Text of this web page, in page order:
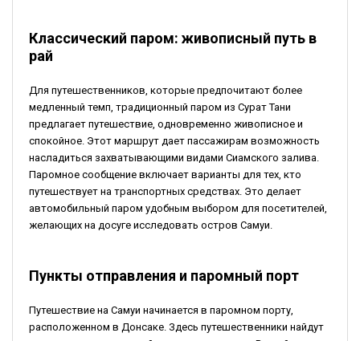
Классический паром: живописный путь в
рай
Для путешественников, которые предпочитают более
медленный темп, традиционный паром из Сурат Тани
предлагает путешествие, одновременно живописное и
спокойное. Этот маршрут дает пассажирам возможность
насладиться захватывающими видами Сиамского залива.
Паромное сообщение включает варианты для тех, кто
путешествует на транспортных средствах. Это делает
автомобильный паром удобным выбором для посетителей,
желающих на досуге исследовать остров Самуи.
Пункты отправления и паромный порт
Путешествие на Самуи начинается в паромном порту,
расположенном в Донсаке. Здесь путешественники найдут